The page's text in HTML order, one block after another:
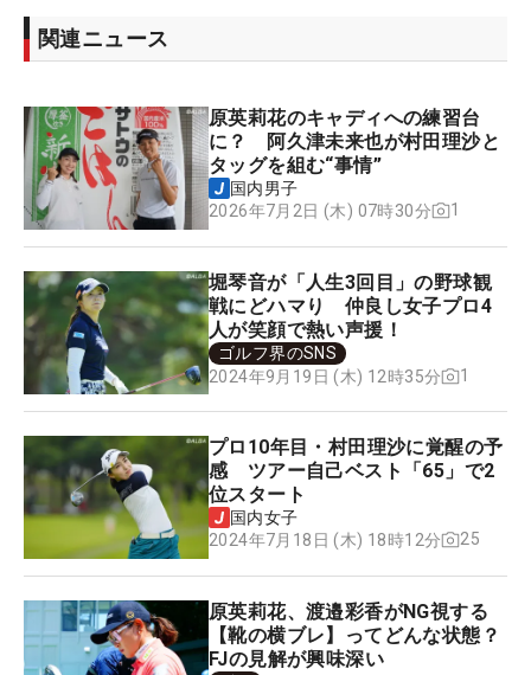
関連ニュース
原英莉花のキャディへの練習台
に？ 阿久津未来也が村田理沙と
タッグを組む“事情”
国内男子
2026年7月2日 (木) 07時30分
1
堀琴音が「人生3回目」の野球観
戦にどハマり 仲良し女子プロ4
人が笑顔で熱い声援！
ゴルフ界のSNS
2024年9月19日 (木) 12時35分
1
プロ10年目・村田理沙に覚醒の予
感 ツアー自己ベスト「65」で2
位スタート
国内女子
2024年7月18日 (木) 18時12分
25
原英莉花、渡邉彩香がNG視する
【靴の横ブレ】ってどんな状態？
FJの見解が興味深い